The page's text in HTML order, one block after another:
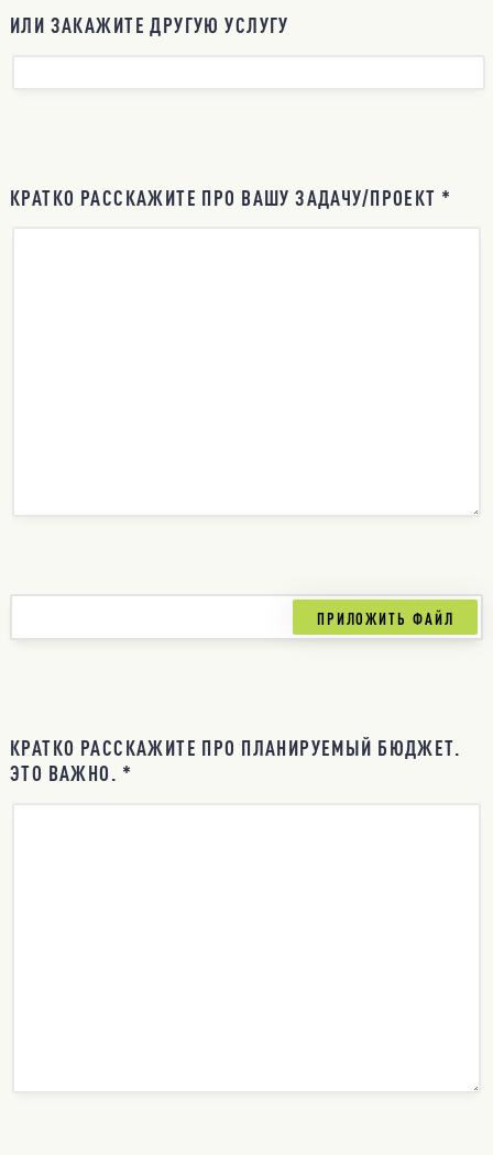
ИЛИ ЗАКАЖИТЕ ДРУГУЮ УСЛУГУ
КРАТКО РАССКАЖИТЕ ПРО ВАШУ ЗАДАЧУ/ПРОЕКТ *
КРАТКО РАССКАЖИТЕ ПРО ПЛАНИРУЕМЫЙ БЮДЖЕТ.
ЭТО ВАЖНО. *